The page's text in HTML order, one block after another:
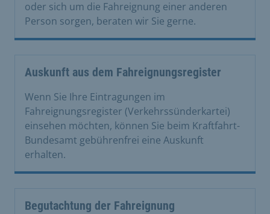
oder sich um die Fahreignung einer anderen
Person sorgen, beraten wir Sie gerne.
Auskunft aus dem Fahreignungsregister
Wenn Sie Ihre Eintragungen im
Fahreignungsregister (Verkehrssünderkartei)
einsehen möchten, können Sie beim Kraftfahrt-
Bundesamt gebührenfrei eine Auskunft
erhalten.
Begutachtung der Fahreignung